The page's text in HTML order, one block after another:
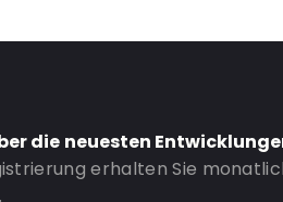
die neuesten
erhalten Sie